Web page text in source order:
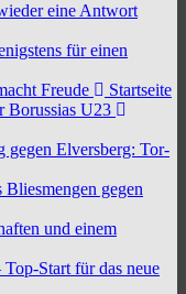
eine Antwort
für einen
Freude
Startseite
Borussias U23
gegen Elversberg: Tor-
gegen
und einem
Start für das neue